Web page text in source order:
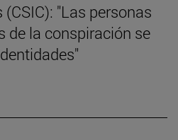
"Las personas
de la conspiración se